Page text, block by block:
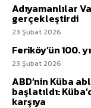
Adıyamanlılar
gerçekleştirdi
23 Şubat 2026
Feriköy’ün 100.
23 Şubat 2026
ABD’nin Küba
başlatıldı:
karşıya